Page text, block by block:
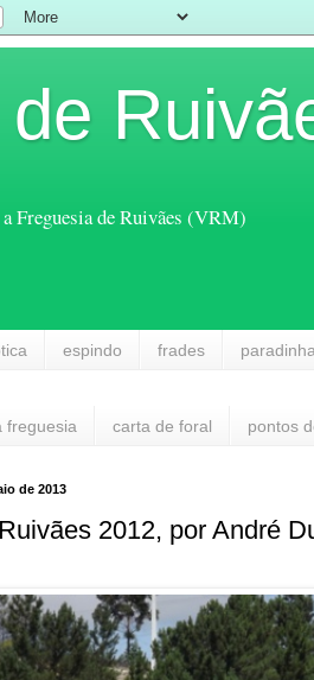
Freguesia de Ruivães (VRM)
espindo frades
freguesia carta de foral pontos
de 2013
2012, por André